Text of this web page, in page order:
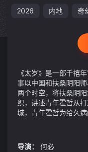
2026 内地 奇
《太岁》是一部千禧
事以中国和扶桑阴阳
两个时空，将扶桑阴
织，讲述青年霍哲从
城，青年霍哲为给久
随处蠕动的血肉触手
李、丈夫莫名失联的
导演：
何必